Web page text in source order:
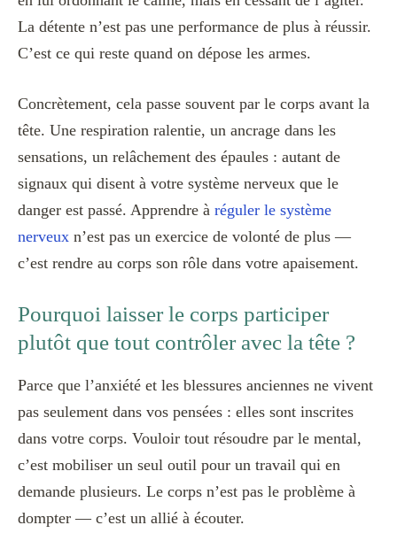
La détente n’est pas une performance de plus à réussir.
C’est ce qui reste quand on dépose les armes.
Concrètement, cela passe souvent par le corps avant la
tête. Une respiration ralentie, un ancrage dans les
sensations, un relâchement des épaules : autant de
signaux qui disent à votre système nerveux que le
danger est passé. Apprendre à réguler le système
nerveux n’est pas un exercice de volonté de plus —
c’est rendre au corps son rôle dans votre apaisement.
Pourquoi laisser le corps participer
plutôt que tout contrôler avec la tête ?
Parce que l’anxiété et les blessures anciennes ne vivent
pas seulement dans vos pensées : elles sont inscrites
dans votre corps. Vouloir tout résoudre par le mental,
c’est mobiliser un seul outil pour un travail qui en
demande plusieurs. Le corps n’est pas le problème à
dompter — c’est un allié à écouter.